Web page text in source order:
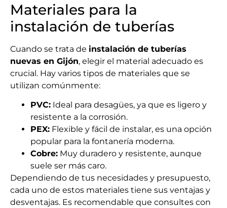
Materiales para la
instalación de tuberías
Cuando se trata de instalación de tuberías
nuevas en Gijón, elegir el material adecuado es
crucial. Hay varios tipos de materiales que se
utilizan comúnmente:
PVC: Ideal para desagües, ya que es ligero y
resistente a la corrosión.
PEX: Flexible y fácil de instalar, es una opción
popular para la fontanería moderna.
Cobre: Muy duradero y resistente, aunque
suele ser más caro.
Dependiendo de tus necesidades y presupuesto,
cada uno de estos materiales tiene sus ventajas y
desventajas. Es recomendable que consultes con